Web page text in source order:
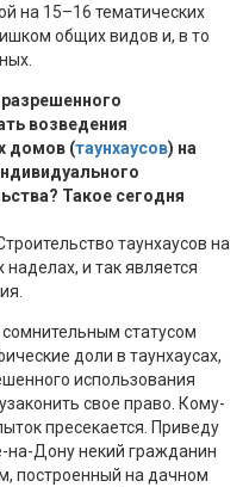
на 15–16 тематических
общих видов и, в то
возведения
домов (таунхаусов) на
Такое сегодня
таунхаусов на
и так является
статусом
доли в таунхаусах,
использования
свое право. Кому-
пресекается. Приведу
на-Дону некий гражданин
построенный на дачном